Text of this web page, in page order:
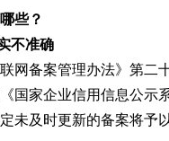
些？
不准确
网备案管理办法》第二
国家企业信用信息公示
未及时更新的备案将予